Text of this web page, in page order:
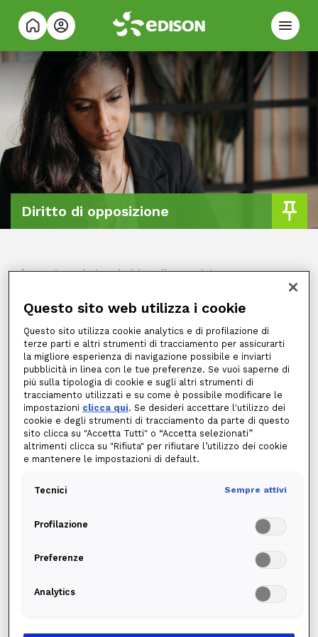
Diritto di opposizione
Informativa relativa al Diritto di opposizione
Edison mette a disposizione dei propri clienti e dei
potenziali clienti il seguente modulo al fine di
consentire l’esercizio del diritto di opposizione al
trattamento dei dati personali per finalità
promozionali commerciali e di marketing (senza
necessità di motivare l'opposizione) ai sensi del
Regolamento europeo 2016/979. Ti ricordiamo che
è possibile opporsi al trattamento dei propri dati
personali anche per motivi connessi alla
situazione particolare dell'interessato, da
canali indicati all’art. 10 dell’informativa privacy di
Pertanto perfezionando l’invio del presente
modulo comunicherai a Edison la tua volontà a
non voler ricevere comunicazioni promozionali
commerciali e di marketing e i tuoi dati personali
verranno immediatamente rimossi dalle liste di
Questo sito web utilizza i cookie
Questo sito utilizza cookie analytics e di profilazione di
terze parti e altri strumenti di tracciamento per assicurarti
la migliore esperienza di navigazione possibile e inviarti
pubblicità in linea con le tue preferenze. Se vuoi saperne di
più sulla tipologia di cookie e sugli altri strumenti di
tracciamento utilizzati e su come è possibile modificare le
impostazioni clicca qui. Se desideri accettare l'utilizzo dei
cookie e degli strumenti di tracciamento da parte di questo
sito clicca su "Accetta Tutti" o “Accetta selezionati”
altrimenti clicca su "Rifiuta" per rifiutare l’utilizzo dei cookie
e mantenere le impostazioni di default.
Tecnici Sempre attivi
Profilazione
Preferenze
Analytics